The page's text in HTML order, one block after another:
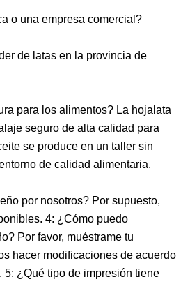
o una empresa comercial?
de latas en la provincia de
para los alimentos? La hojalata
seguro de alta calidad para
se produce en un taller sin
de calidad alimentaria.
por nosotros? Por supuesto,
4: ¿Cómo puedo
Por favor, muéstrame tu
hacer modificaciones de acuerdo
5: ¿Qué tipo de impresión tiene